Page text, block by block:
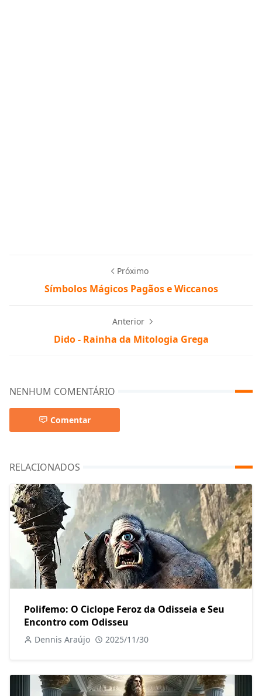
Próximo
Símbolos Mágicos Pagãos e Wiccanos
Anterior
Dido - Rainha da Mitologia Grega
NENHUM COMENTÁRIO
Comentar
RELACIONADOS
Polifemo: O Ciclope Feroz da Odisseia e Seu
Encontro com Odisseu
Dennis Araújo 2025/11/30